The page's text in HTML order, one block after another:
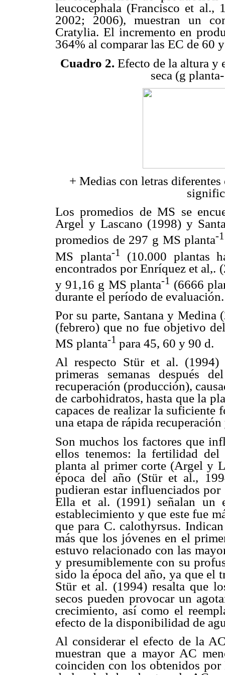
leucocephala (Francisco et
2002; 2006), muestran un
Cratylia. El incremento en
364% al comparar las EC de 60
Cuadro 2. Efecto de la altura y
seca (g
+ Medias con letras
Los promedios de MS se
Argel y Lascano (1998) y
promedios de 297 g MS planta-1
MS planta-1
(10.000 plantas
encontrados por Enríquez et al,.
y 91,16 g MS planta-1 (6666
durante el período de evaluación.
Por su parte, Santana y Medina
(febrero) que no fue objetivo
MS planta-1 para 45, 60 y 90 d.
Al respecto Stür et al. (1994)
primeras semanas después
recuperación (producción),
de carbohidratos, hasta que la
capaces de realizar la suficiente
una etapa de rápida
Son muchos los factores que
ellos tenemos: la fertilidad del
planta al primer corte (Argel y
época del año (Stür et al.,
pudieran estar influenciados
Ella et al. (1991) señalan un
establecimiento y que este fue
que para C. calothyrsus.
más que los jóvenes en el
estuvo relacionado con las
y presumiblemente con su
sido la época del año, ya que el
Stür et al. (1994) resalta que
secos pueden provocar un
crecimiento, así como el
efecto de la disponibilidad de
Al considerar el efecto de la
muestran que a mayor AC
coinciden con los obtenidos